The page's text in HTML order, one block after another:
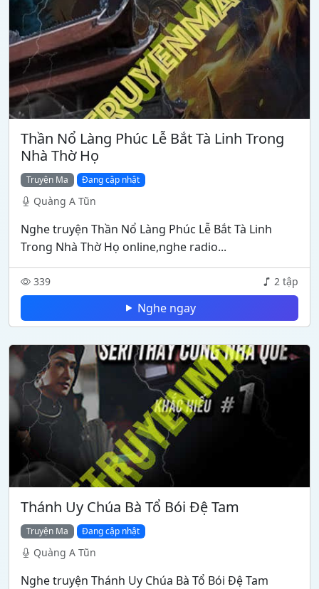
Thần Nổ Làng Phúc Lễ Bắt Tà Linh Trong
Nhà Thờ Họ
Truyện Ma Đang cập nhật
Quàng A Tũn
Nghe truyện Thần Nổ Làng Phúc Lễ Bắt Tà Linh
Trong Nhà Thờ Họ online,nghe radio...
339 2 tập
Nghe ngay
Thánh Uy Chúa Bà Tổ Bói Đệ Tam
Truyện Ma Đang cập nhật
Quàng A Tũn
Nghe truyện Thánh Uy Chúa Bà Tổ Bói Đệ Tam